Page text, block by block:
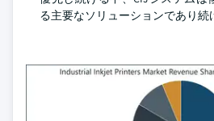
る主要なソリューションであり続